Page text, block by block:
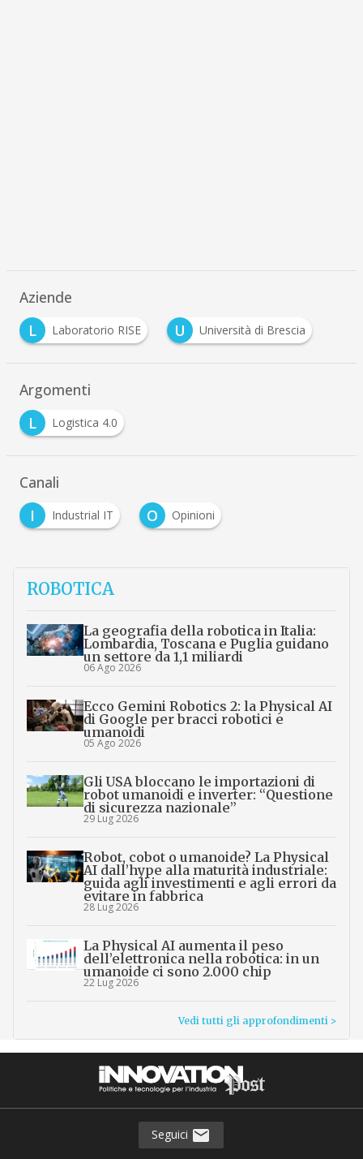
Aziende
L
Laboratorio RISE U Università di Brescia
Argomenti
L
Logistica 4.0
Canali
I
Industrial IT O Opinioni
ROBOTICA
La geografia della robotica in Italia:
Lombardia, Toscana e Puglia guidano
un settore da 1,1 miliardi
06 Ago 2026
Ecco Gemini Robotics 2: la Physical AI
di Google per bracci robotici e
umanoidi
05 Ago 2026
Gli USA bloccano le importazioni di
robot umanoidi e inverter: “Questione
di sicurezza nazionale”
29 Lug 2026
Robot, cobot o umanoide? La Physical
AI dall’hype alla maturità industriale:
guida agli investimenti e agli errori da
evitare in fabbrica
28 Lug 2026
La Physical AI aumenta il peso
dell’elettronica nella robotica: in un
umanoide ci sono 2.000 chip
22 Lug 2026
Vedi tutti gli approfondimenti >
Seguici